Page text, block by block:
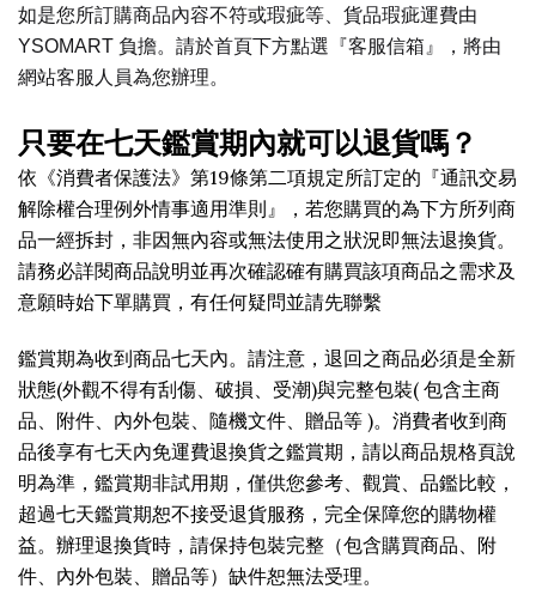
如是您所訂購商品內容不符或瑕疵等、貨品瑕疵運費由
YSOMART 負擔。請於首頁下方點選『客服信箱』，將由
網站客服人員為您辦理。
只要在七天鑑賞期內就可以退貨嗎？
依《消費者保護法》第19條第二項規定所訂定的『通訊交易
解除權合理例外情事適用準則』，若您購買的為下方所列商
品一經拆封，非因無內容或無法使用之狀況即無法退換貨。
請務必詳閱商品說明並再次確認確有購買該項商品之需求及
意願時始下單購買，有任何疑問並請先聯繫
鑑賞期為收到商品七天內。請注意，退回之商品必須是全新
狀態(外觀不得有刮傷、破損、受潮)與完整包裝( 包含主商
品、附件、內外包裝、隨機文件、贈品等 )。消費者收到商
品後享有七天內免運費退換貨之鑑賞期，請以商品規格頁說
明為準，鑑賞期非試用期，僅供您參考、觀賞、品鑑比較，
超過七天鑑賞期恕不接受退貨服務，完全保障您的購物權
益。辦理退換貨時，請保持包裝完整（包含購買商品、附
件、內外包裝、贈品等）缺件恕無法受理。